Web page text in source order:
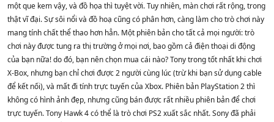
một que kem vậy, và đồ họa thì tuyệt vời. Tuy nhiên, màn chơi rất rộng, trong
thật vĩ đại. Sự sôi nổi và đồ hoạ cũng có phân hơn, càng làm cho trò chơi này
mang tính chất thể thao hơn hẳn. Một phiên bản cho tất cả mọi người: trò
chơi này được tung ra thị trường ở mọi nơi, bao gồm cả điện thoại di động
của bạn nữa! do đó, bạn nên chọn mua cái nào? Tony trong tốt nhất khi chơi
X-Box, nhưng bạn chỉ chơi được 2 người cùng lúc (trừ khi bạn sử dụng cable
để kết nối), và mất đi tính trực tuyến của Xbox. Phiên bản PlayStation 2 thì
không có hình ảnh đẹp, nhưng cũng bán được rất nhiều phiên bản để chơi
trực tuyến. Tony Hawk 4 có thể là trò chơi PS2 xuất sắc nhất. Sony đã phải